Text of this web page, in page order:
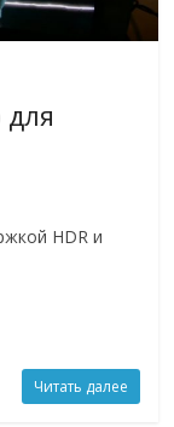
HDR и
Читать далее